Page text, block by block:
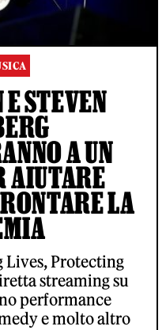
STEVEN
A UN
AIUTARE
LA
Lives, Protecting
streaming su
performance
e molto altro